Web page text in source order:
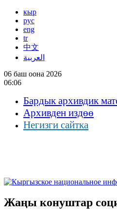
кыр
рус
eng
tr
中文
العربية
06 баш оона 2026
06:06
Бардык архивдик
Архивден издөө
Негизги сайтка
Жаңы конуштар